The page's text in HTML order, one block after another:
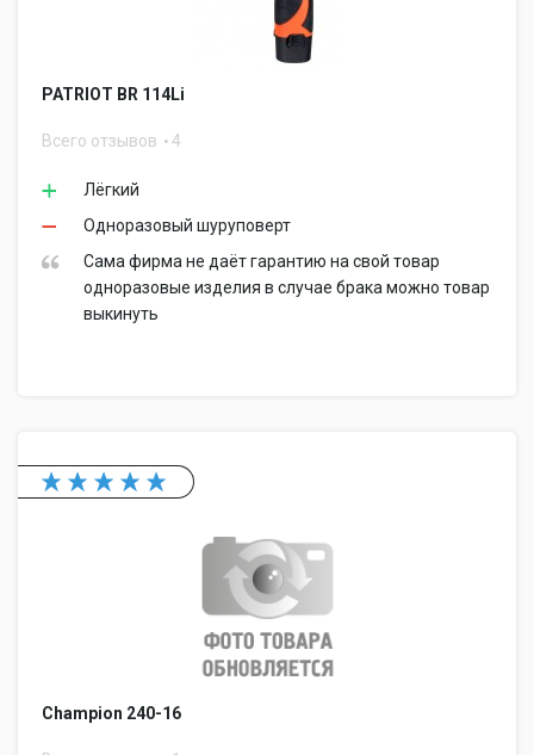
PATRIOT BR 114Li
Всего отзывов 4
Лёгкий
Одноразовый шуруповерт
Сама фирма не даёт гарантию на свой товар
одноразовые изделия в случае брака можно товар
выкинуть
Champion 240-16